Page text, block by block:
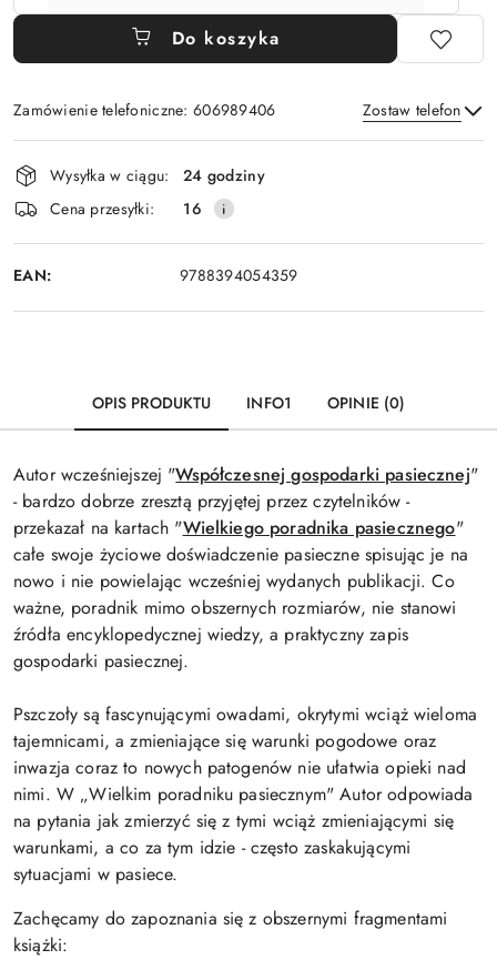
Do koszyka
Zamówienie telefoniczne: 606989406 Zostaw telefon
Wyślij
Dostępność
i
dostawa
Wysyłka w ciągu:
24 godziny
Cena przesyłki:
16
EAN: 9788394054359
OPIS PRODUKTU INFO1 OPINIE (0)
Autor wcześniejszej "Współczesnej gospodarki pasiecznej"
- bardzo dobrze zresztą przyjętej przez czytelników -
przekazał na kartach "Wielkiego poradnika pasiecznego"
całe swoje życiowe doświadczenie pasieczne spisując je na
nowo i nie powielając wcześniej wydanych publikacji. Co
ważne, poradnik mimo obszernych rozmiarów, nie stanowi
źródła encyklopedycznej wiedzy, a praktyczny zapis
gospodarki pasiecznej.
Pszczoły są fascynującymi owadami, okrytymi wciąż wieloma
tajemnicami, a zmieniające się warunki pogodowe oraz
inwazja coraz to nowych patogenów nie ułatwia opieki nad
nimi. W „Wielkim poradniku pasiecznym" Autor odpowiada
na pytania jak zmierzyć się z tymi wciąż zmieniającymi się
warunkami, a co za tym idzie - często zaskakującymi
sytuacjami w pasiece.
Zachęcamy do zapoznania się z obszernymi fragmentami
książki: